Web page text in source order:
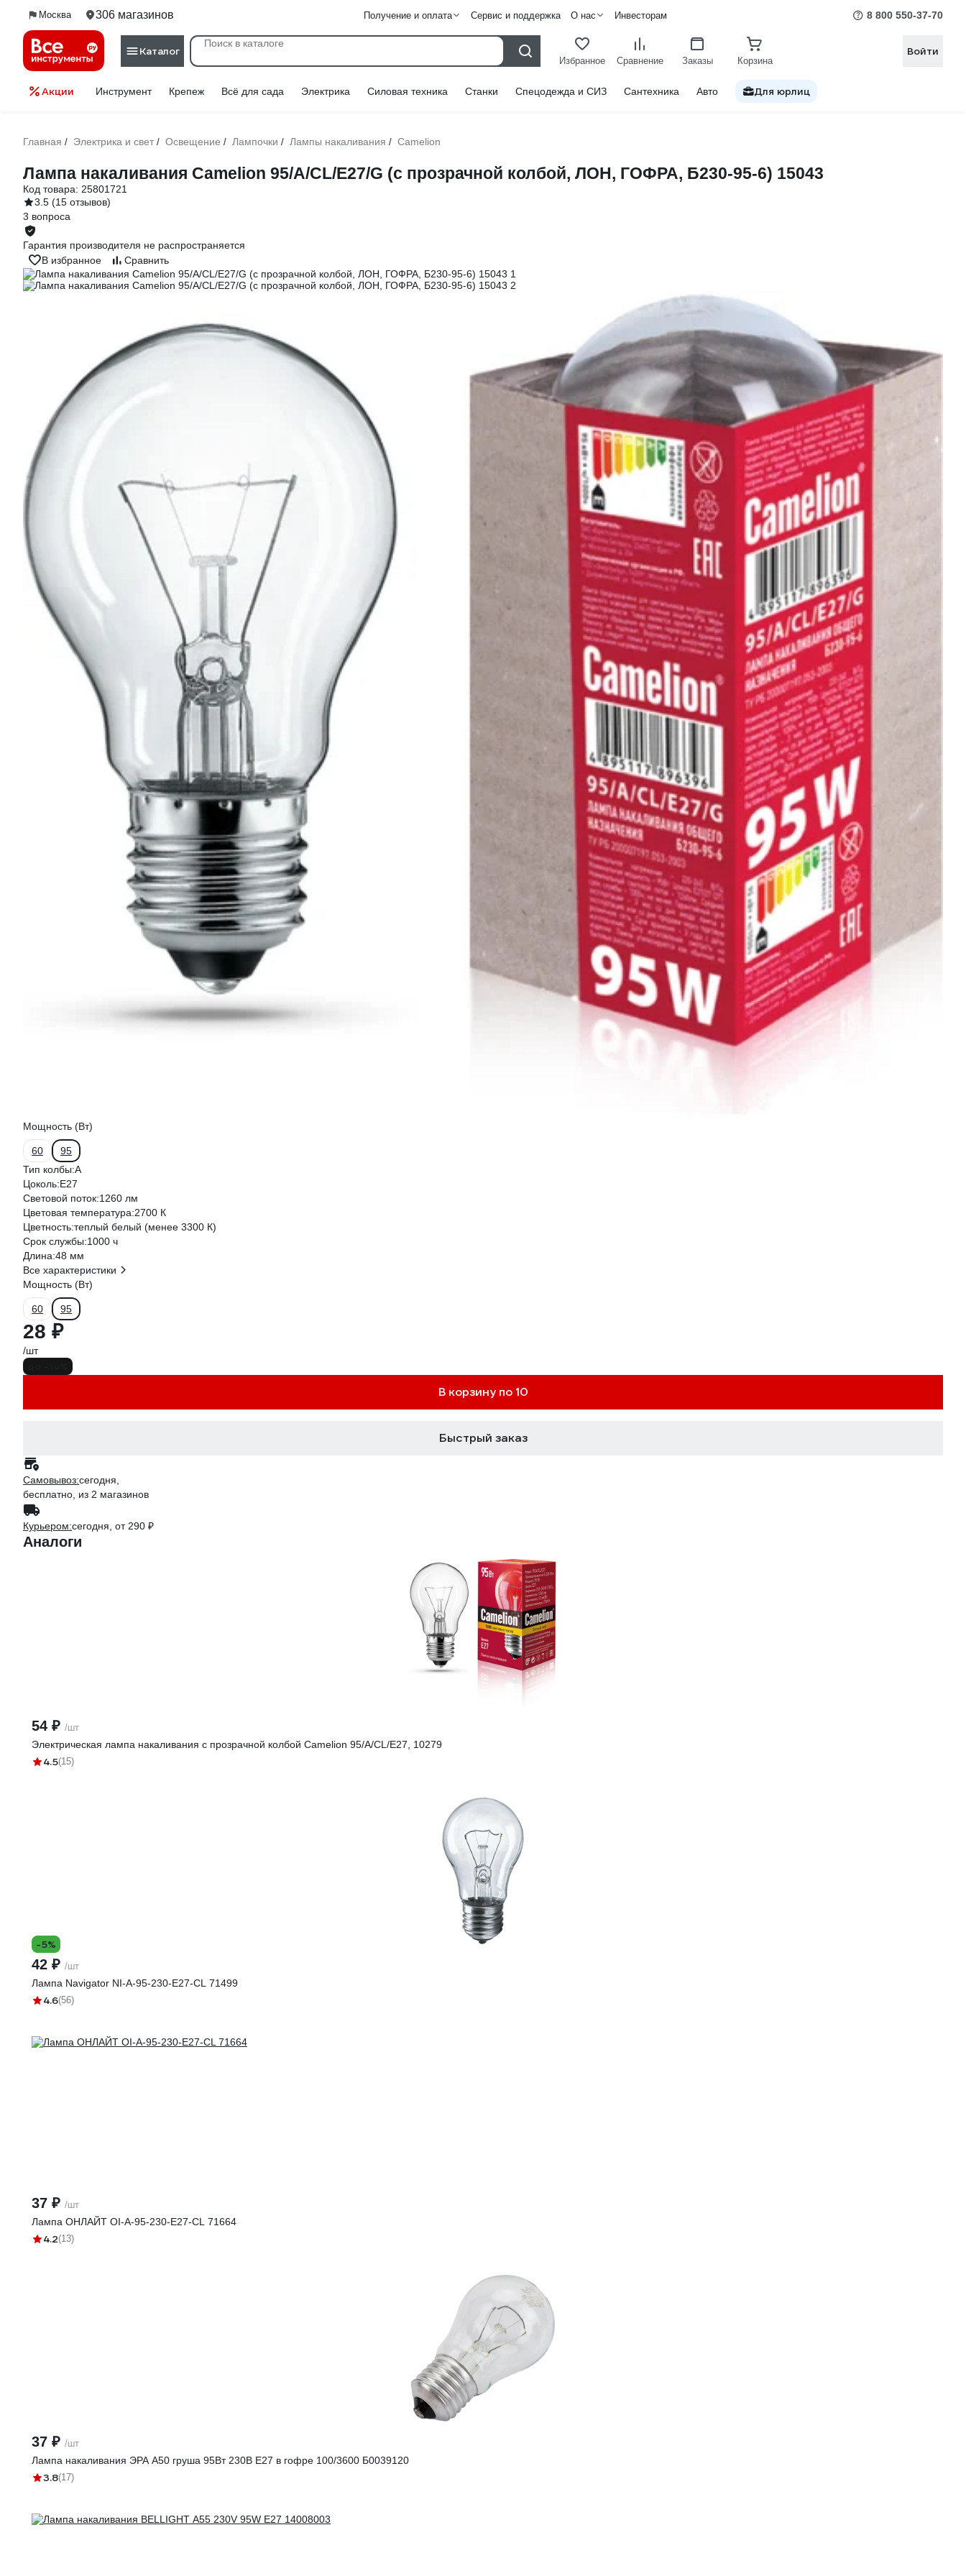
Москва 306 магазинов Получение и оплата Сервис и поддержка О нас Инвесторам 8 800 550-37-70
Каталог
Избранное Сравнение Заказы Корзина
Войти
Акции Инструмент Крепеж Всё для сада Электрика Силовая техника Станки Спецодежда и СИЗ Сантехника Авто Для юрлиц
Главная / Электрика и свет / Освещение / Лампочки / Лампы накаливания / Camelion
Лампа накаливания Camelion 95/A/CL/E27/G (с прозрачной колбой, ЛОН, ГОФРА, Б230-95-6) 15043
Код товара: 25801721
3.5 (15 отзывов)
3 вопроса
Гарантия производителя не распространяется
В избранное
Сравнить
Мощность (Вт)
60
95
Тип колбы:A
Цоколь:E27
Световой поток:1260 лм
Цветовая температура:2700 К
Цветность:теплый белый (менее 3300 К)
Срок службы:1000 ч
Длина:48 мм
Все характеристики
Мощность (Вт)
60 95
28 ₽
/шт
В корзину по 10
Быстрый заказ
Самовывоз:сегодня,
бесплатно , из 2 магазинов
Курьером:сегодня, от 290 ₽
Аналоги
54 ₽ /шт
Электрическая лампа накаливания с прозрачной колбой Camelion 95/A/CL/E27, 10279
4.5(15)
-5%
42 ₽ /шт
Лампа Navigator NI-A-95-230-E27-CL 71499
4.6(56)
37 ₽ /шт
Лампа ОНЛАЙТ OI-A-95-230-E27-CL 71664
4.2(13)
37 ₽ /шт
Лампа накаливания ЭРА A50 груша 95Вт 230В Е27 в гофре 100/3600 Б0039120
3.8(17)